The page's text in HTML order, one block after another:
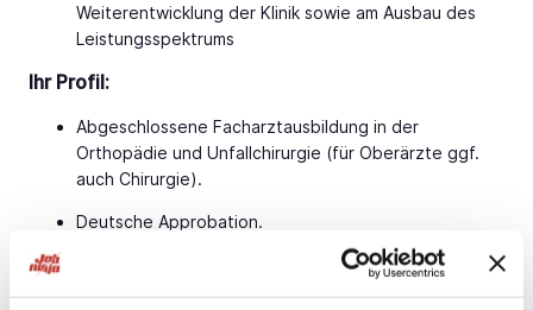
Weiterentwicklung der Klinik sowie am Ausbau des
Leistungsspektrums
Ihr Profil:
Abgeschlossene Facharztausbildung in der
Orthopädie und Unfallchirurgie (für Oberärzte ggf.
auch Chirurgie).
Deutsche Approbation.
Freundlicher, aufgeschlossener Umgang mit